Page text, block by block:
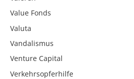
Value Fonds
Valuta
Vandalismus
Venture Capital
Verkehrsopferhilfe